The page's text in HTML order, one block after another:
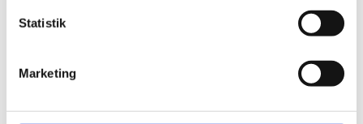
Statistik
Marketing